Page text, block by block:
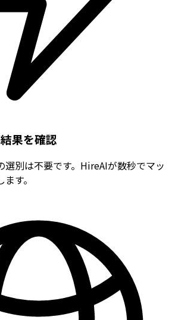
果を確認
選別は不要です。HireAIが数秒でマッ
す。